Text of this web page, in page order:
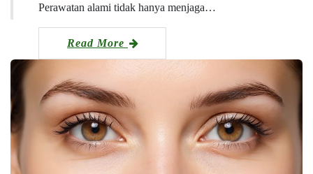
Perawatan alami tidak hanya menjaga…
Read More